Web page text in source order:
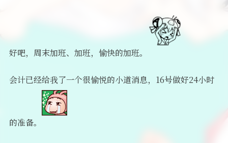
好吧，周末加班、加班，愉快的加班。
会计已经给我了一个很愉悦的小道消息，16号做好24小时
的准备。